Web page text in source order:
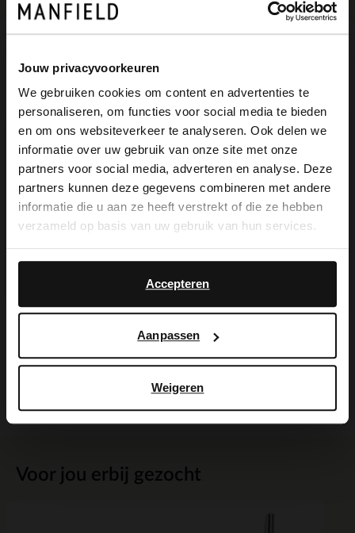
Jouw privacyvoorkeuren
We gebruiken cookies om content en advertenties te
personaliseren, om functies voor social media te bieden
en om ons websiteverkeer te analyseren. Ook delen we
informatie over uw gebruik van onze site met onze
partners voor social media, adverteren en analyse. Deze
partners kunnen deze gegevens combineren met andere
informatie die u aan ze heeft verstrekt of die ze hebben
verzameld op basis van uw gebruik van hun services.
Accepteren
Aanpassen
Weigeren
Voor jou erbij gezocht
Omschrijving
Grijze leren sneakers van Manfield. De
sneakers hebben een witte zool van 3 cm
en we adviseren als bescherming en
verzorging de Collonil Carbon pro.
Bezorgen & retour
×
View this website in English?
It looks like your language isn't Dutch. Would
you like to switch to English?
English